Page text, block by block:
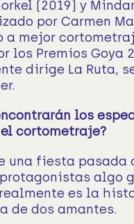
(2019) y
por Carmen
a mejor
los Premios Goya
dirige La Ruta,
los
cortometraje?
una fiesta pasada
algo
es la
de dos amantes.